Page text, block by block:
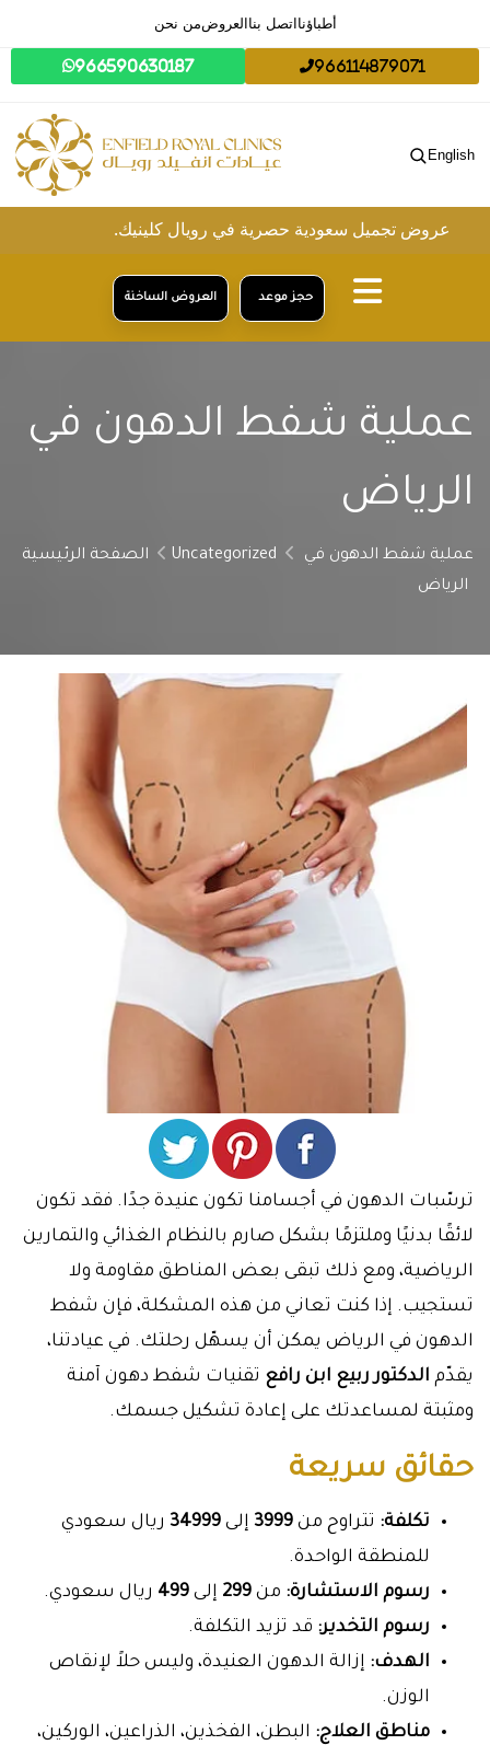
من نحنالعروض اتصل بنا أطباؤنا
966590630187 966114879071
English
سعودية حصرية في رويال كلينيك.
العروض الساخنة حجز موعد
عملية شفط الدهون في
الرياض
الصفحة الرئيسية Uncategorized
عملية شفط الدهون في
الرياض
ترسّبات الدهون في أجسامنا تكون عنيدة جدًا. فقد تكون
لائقًا بدنيًا وملتزمًا بشكل صارم بالنظام الغذائي والتمارين
الرياضية، ومع ذلك تبقى بعض المناطق مقاومة ولا
تستجيب. إذا كنت تعاني من هذه المشكلة، فإن شفط
الدهون في الرياض يمكن أن يسهّل رحلتك. في عيادتنا،
يقدّم الدكتور ربيع ابن رافع تقنيات شفط دهون آمنة
ومثبتة لمساعدتك على إعادة تشكيل جسمك.
حقائق سريعة
تكلفة: تتراوح من 3999 إلى 34999 ريال سعودي
للمنطقة الواحدة.
رسوم الاستشارة: من 299 إلى 499 ريال سعودي.
رسوم التخدير: قد تزيد التكلفة.
الهدف: إزالة الدهون العنيدة، وليس حلاً لإنقاص
الوزن.
مناطق العلاج: البطن، الفخذين، الذراعين، الوركين،